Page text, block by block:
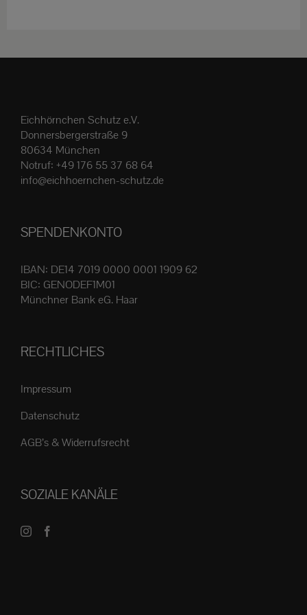
können
auf
der
Produktseite
Eichhörnchen Schutz e.V.
Donnersbergerstraße 9
80634 München
Notruf: +49 176 55 37 68 64
info@eichhoernchen-schutz.de
SPENDENKONTO
IBAN: DE14 7019 0000 0001 1909 62
BIC: GENODEF1M01
Münchner Bank eG. Haar
RECHTLICHES
Impressum
Datenschutz
AGB’s & Widerrufsrecht
SOZIALE KANÄLE